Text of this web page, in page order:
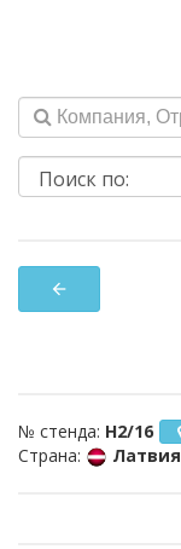
arrow_back
№ стенда: H2/16
Страна: Латвия